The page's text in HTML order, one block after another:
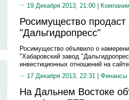
19 Декабря 2013, 21:00 | Компании
Росимущество продаст
"Дальгидропресс"
Росимущество объявило о
"Хабаровский завод
инвестиционных отношений на
17 Декабря 2013, 22:31 | Финансы
На Дальнем Востоке